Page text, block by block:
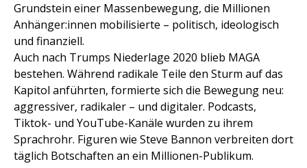
Grundstein einer Massenbewegung, die Millionen
Anhänger:innen mobilisierte – politisch, ideologisch
und finanziell.
Auch nach Trumps Niederlage 2020 blieb MAGA
bestehen. Während radikale Teile den Sturm auf das
Kapitol anführten, formierte sich die Bewegung neu:
aggressiver, radikaler – und digitaler. Podcasts,
Tiktok- und YouTube-Kanäle wurden zu ihrem
Sprachrohr. Figuren wie Steve Bannon verbreiten dort
täglich Botschaften an ein Millionen-Publikum.